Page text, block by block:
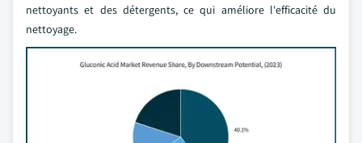
nettoyants et des détergents, ce qui améliore l'efficacité du
nettoyage.